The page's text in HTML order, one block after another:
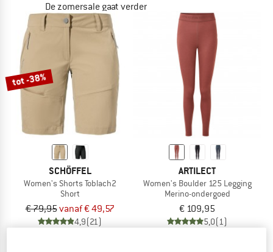
De zomersale gaat verder
NU TOT MAAR LIEFST -50%
NAAR DE SALE
tot -38%
SCHÖFFEL
Women's Shorts Toblach2
Short
€ 79,95vanaf € 49,57
4,9(21)
ARTILECT
Women's Boulder 125 Legging
Merino-ondergoed
€ 109,95
5,0(1)